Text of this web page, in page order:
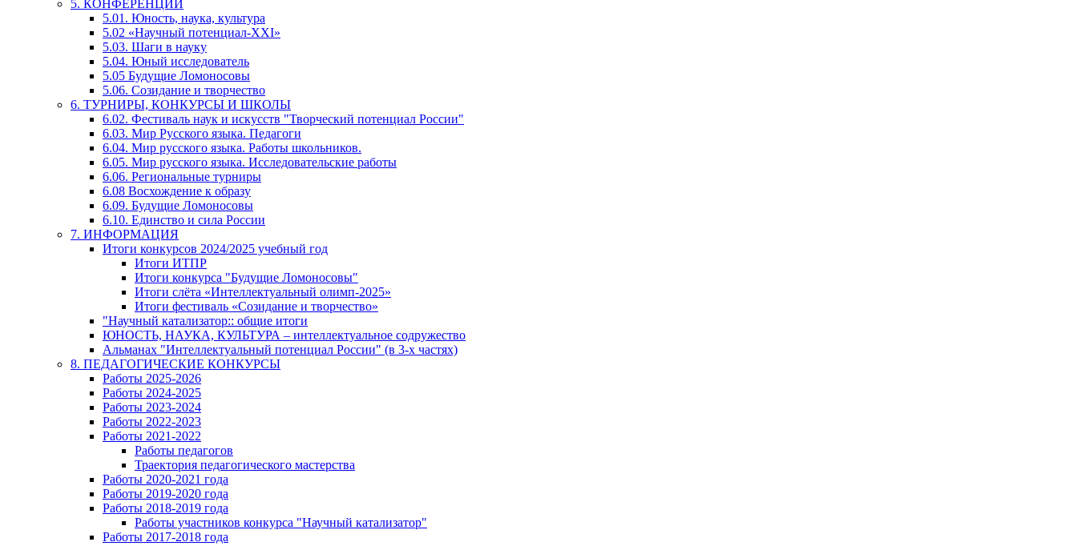
5. КОНФЕРЕНЦИИ
5.01. Юность, наука, культура
5.02 «Научный потенциал-XXI»
5.03. Шаги в науку
5.04. Юный исследователь
5.05 Будущие Ломоносовы
5.06. Созидание и творчество
6. ТУРНИРЫ, КОНКУРСЫ И ШКОЛЫ
6.02. Фестиваль наук и искусств "Творческий потенциал России"
6.03. Мир Русского языка. Педагоги
6.04. Мир русского языка. Работы школьников.
6.05. Мир русского языка. Исследовательские работы
6.06. Региональные турниры
6.08 Восхождение к образу
6.09. Будущие Ломоносовы
6.10. Единство и сила России
7. ИНФОРМАЦИЯ
Итоги конкурсов 2024/2025 учебный год
Итоги ИТПР
Итоги конкурса "Будущие Ломоносовы"
Итоги слёта «Интеллектуальный олимп-2025»
Итоги фестиваль «Созидание и творчество»
"Научный катализатор:: общие итоги
ЮНОСТЬ, НАУКА, КУЛЬТУРА – интеллектуальное содружество
Альманах "Интеллектуальный потенциал России" (в 3-х частях)
8. ПЕДАГОГИЧЕСКИЕ КОНКУРСЫ
Работы 2025-2026
Работы 2024-2025
Работы 2023-2024
Работы 2022-2023
Работы 2021-2022
Работы педагогов
Траектория педагогического мастерства
Работы 2020-2021 года
Работы 2019-2020 года
Работы 2018-2019 года
Работы участников конкурса "Научный катализатор"
Работы 2017-2018 года